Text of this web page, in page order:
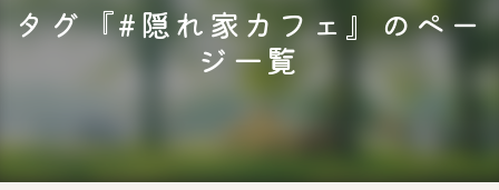
タグ『#隠れ家カフェ』のペー
ジ一覧